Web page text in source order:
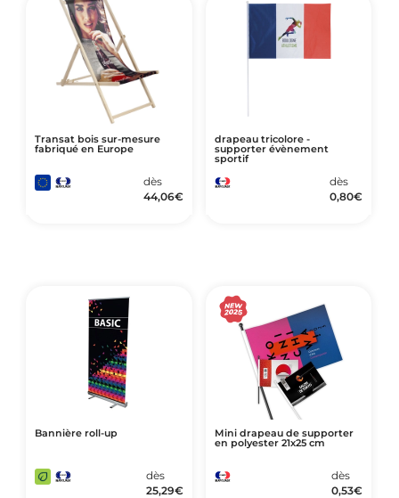
Transat bois sur-mesure
fabriqué en Europe
dès
44,06€
drapeau tricolore -
supporter évènement
sportif
dès
0,80€
Bannière roll-up
dès
25,29€
Mini drapeau de supporter
en polyester 21x25 cm
dès
0,53€